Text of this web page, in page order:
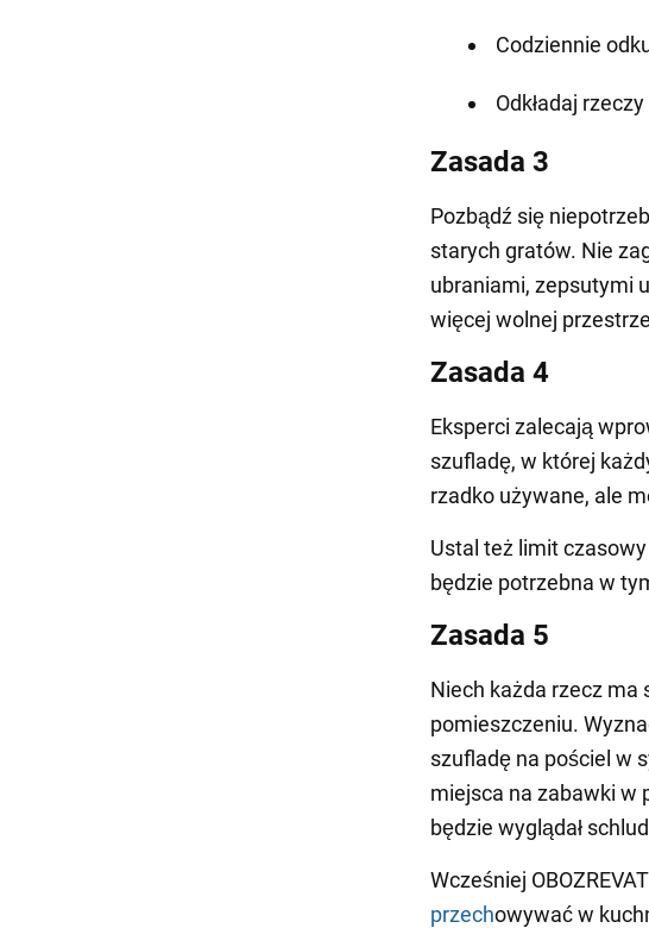
Codziennie
Odkładaj
Zasada 3
Pozbądź się
starych gratów. Nie
ubraniami, zepsutymi
więcej wolnej
Zasada 4
Eksperci zalecają
szufladę, w której
rzadko używane, ale
Ustal też limit
będzie potrzebna w
Zasada 5
Niech każda rzecz ma
pomieszczeniu.
szufladę na pościel w
miejsca na zabawki w
będzie wyglądał
Wcześniej
przechowywać w